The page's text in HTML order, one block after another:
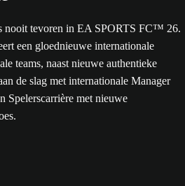
nooit tevoren in EA SPORTS FC™ 26.
een gloednieuwe internationale
teams, naast nieuwe authentieke
de slag met internationale Manager
Spelerscarrière met nieuwe